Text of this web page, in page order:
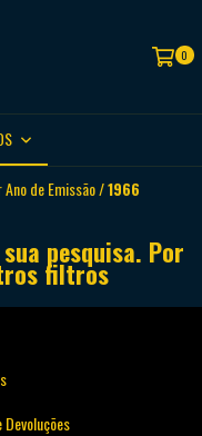
0
de Emissão/1966
pesquisa. Por
filtros
Devoluções